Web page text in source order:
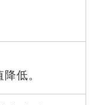
低。